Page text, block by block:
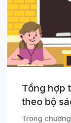
Tổng hợp
theo bộ
Trong